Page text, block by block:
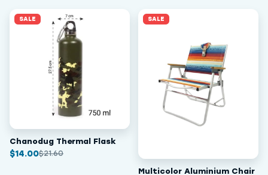
SALE
Chanodug Thermal Flask
$14.00$21.60
SALE
Multicolor Aluminium Chair